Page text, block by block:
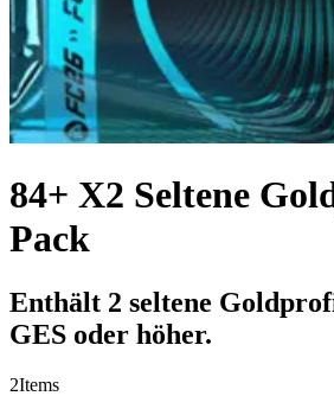
84+ X2 Seltene
Pack
Enthält 2 seltene
GES oder höher.
2Items